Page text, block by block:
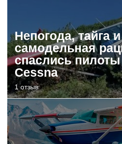
Непогода, тайга и
самодельная
спаслись
Cessna
1 отзыв